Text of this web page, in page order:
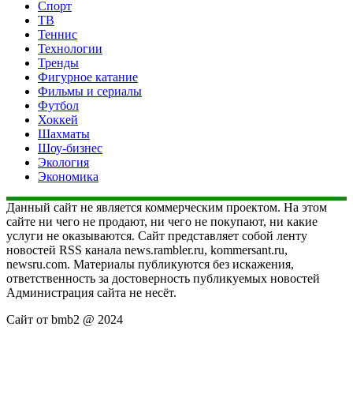
Спорт
ТВ
Теннис
Технологии
Тренды
Фигурное катание
Фильмы и сериалы
Футбол
Хоккей
Шахматы
Шоу-бизнес
Экология
Экономика
Данный сайт не является коммерческим проектом. На этом
сайте ни чего не продают, ни чего не покупают, ни какие
услуги не оказываются. Сайт представляет собой ленту
новостей RSS канала news.rambler.ru, kommersant.ru,
newsru.com. Материалы публикуются без искажения,
ответственность за достоверность публикуемых новостей
Администрация сайта не несёт.
Сайт от bmb2 @ 2024